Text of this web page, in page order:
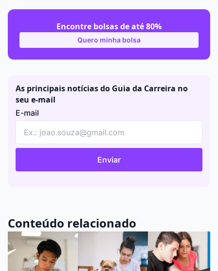
Encontre bolsas de até 80%
Quero minha bolsa
As principais notícias do Guia da Carreira no
seu e-mail
E-mail
Enviar
Conteúdo relacionado